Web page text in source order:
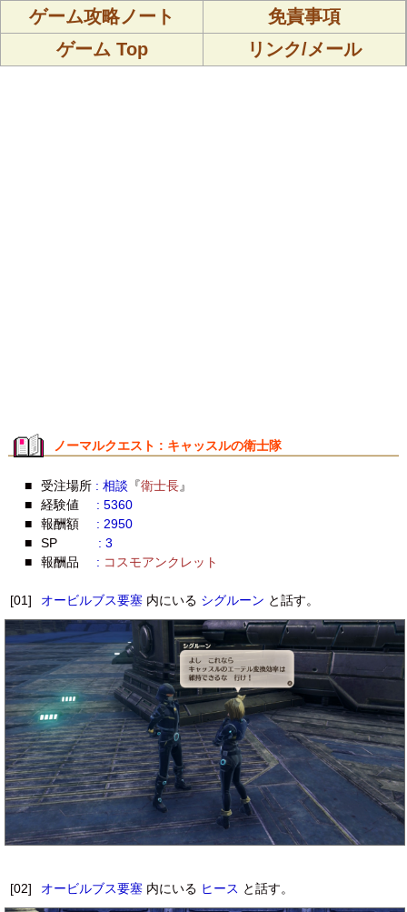
ゲーム攻略ノート
免責事項
ゲーム Top
リンク/メール
ノーマルクエスト : キャッスルの衛士隊
■ 受注場所 : 相談 『衛士長』
■
経験値
: 5360
■
報酬額
: 2950
■
SP
: 3
■
報酬品 : コスモアンクレット
[01] オービルブス要塞内にいる シグルーン と話す。
[02] オービルブス要塞内にいる ヒース と話す。